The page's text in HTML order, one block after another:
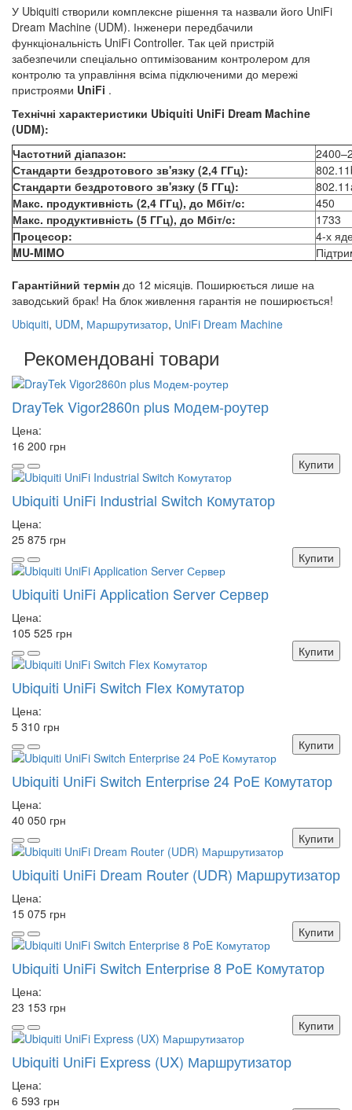
У Ubiquiti створили комплексне рішення та назвали його UniFi
Dream Machine (UDM). Інженери передбачили
функціональність UniFi Controller. Так цей пристрій
забезпечили спеціально оптимізованим контролером для
контролю та управління всіма підключеними до мережі
пристроями UniFi .
Технічні характеристики Ubiquiti UniFi Dream Machine
(UDM):
Частотний діапазон:
Стандарти бездротового зв'язку (2,4 ГГц):
Стандарти бездротового зв'язку (5 ГГц):
Макс. продуктивність (2,4 ГГц), до Мбіт/с:
450
Макс. продуктивність (5 ГГц), до Мбіт/с:
1733
Процесор:
4-х
MU-MIMO
Гарантійний термін до 12 місяців. Поширюється лише на
заводський брак! На блок живлення гарантія не поширюється!
Ubiquiti, UDM, Маршрутизатор, UniFi Dream Machine
Рекомендовані товари
DrayTek Vigor2860n plus Модем-роутер
Цена:
16 200 грн
Купити
Ubiquiti UniFi Industrial Switch Комутатор
Цена:
25 875 грн
Купити
Ubiquiti UniFi Application Server Сервер
Цена:
105 525 грн
Купити
Ubiquiti UniFi Switch Flex Комутатор
Цена:
5 310 грн
Купити
Ubiquiti UniFi Switch Enterprise 24 PoE Комутатор
Цена:
40 050 грн
Купити
Ubiquiti UniFi Dream Router (UDR) Маршрутизатор
Цена:
15 075 грн
Купити
Ubiquiti UniFi Switch Enterprise 8 PoE Комутатор
Цена:
23 153 грн
Купити
Ubiquiti UniFi Express (UX) Маршрутизатор
Цена:
6 593 грн